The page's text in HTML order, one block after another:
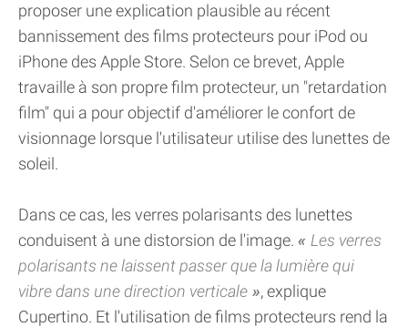
proposer une explication plausible au récent
bannissement des films protecteurs pour iPod ou
iPhone des Apple Store. Selon ce brevet, Apple
travaille à son propre film protecteur, un "retardation
film" qui a pour objectif d'améliorer le confort de
visionnage lorsque l'utilisateur utilise des lunettes de
soleil.
Dans ce cas, les verres polarisants des lunettes
conduisent à une distorsion de l'image.
Les verres
polarisants ne laissent passer que la lumière qui
vibre dans une direction verticale
, explique
Cupertino. Et l'utilisation de films protecteurs rend la